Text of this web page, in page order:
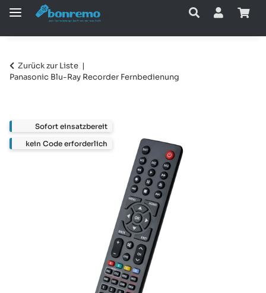
Zurück zur Liste
Panasonic Blu-Ray Recorder Fernbedienung